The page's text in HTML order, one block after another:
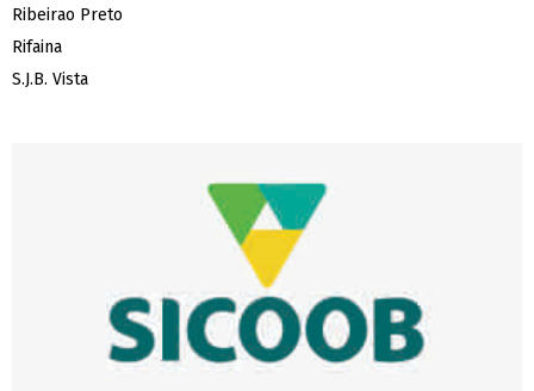
Ribeirao Preto
Rifaina
S.J.B. Vista